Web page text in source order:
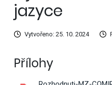
jazyce
Vytvořeno: 25. 10. 2024
Přílohy